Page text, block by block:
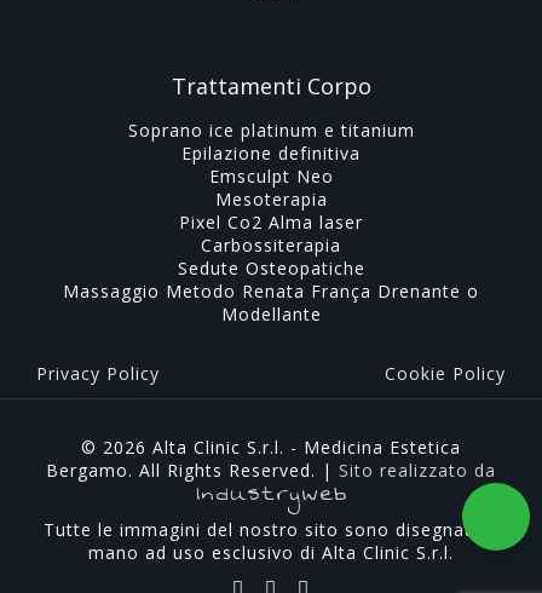
Trattamenti Corpo
Soprano ice platinum e titanium
Epilazione definitiva
Emsculpt Neo
Mesoterapia
Pixel Co2 Alma laser
Carbossiterapia
Sedute Osteopatiche
Massaggio Metodo Renata França Drenante o
Modellante
Privacy Policy Cookie Policy
© 2026 Alta Clinic S.r.l. - Medicina Estetica
Bergamo. All Rights Reserved. | Sito realizzato da
Industryweb
Tutte le immagini del nostro sito sono disegnate a
mano ad uso esclusivo di Alta Clinic S.r.l.